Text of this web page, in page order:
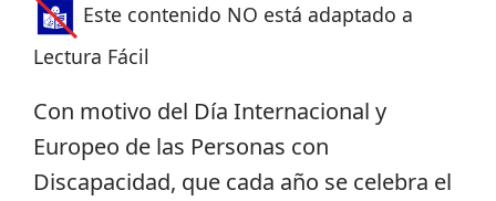
Este contenido NO está adaptado a
Lectura Fácil
Con motivo del Día Internacional y
Europeo de las Personas con
Discapacidad, que cada año se celebra el